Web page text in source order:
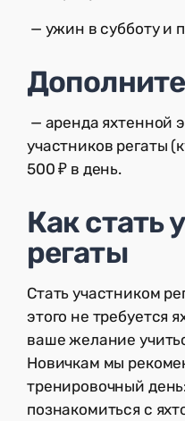
— ужин в субботу и
— аренда яхтенной
участников регаты
500 ₽ в день.
Как стать
регаты
Стать участником
этого не требуется
ваше желание
Новичкам мы
тренировочный
познакомиться с